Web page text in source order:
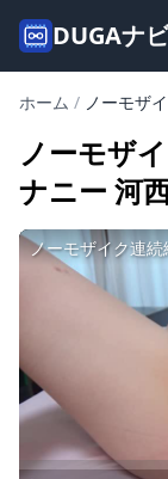
DUGAナビ
ホーム / ノーモザ
ノーモザ
ナニー 河